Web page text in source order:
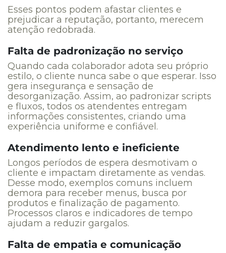
Esses pontos podem afastar clientes e
prejudicar a reputação, portanto, merecem
atenção redobrada.
Falta de padronização no serviço
Quando cada colaborador adota seu próprio
estilo, o cliente nunca sabe o que esperar. Isso
gera insegurança e sensação de
desorganização. Assim, ao padronizar scripts
e fluxos, todos os atendentes entregam
informações consistentes, criando uma
experiência uniforme e confiável.
Atendimento lento e ineficiente
Longos períodos de espera desmotivam o
cliente e impactam diretamente as vendas.
Desse modo, exemplos comuns incluem
demora para receber menus, busca por
produtos e finalização de pagamento.
Processos claros e indicadores de tempo
ajudam a reduzir gargalos.
Falta de empatia e comunicação